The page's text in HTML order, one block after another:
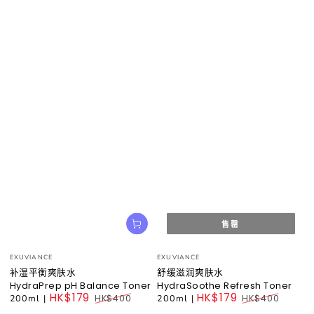
小
贩：
EXUVIANCE
补湿平衡爽肤水
HydraPrep pH Balance Toner
200ml | HK$179 HK$400
小
贩：
EXUVIANCE
舒缓滋润爽肤水
HydraSoothe Refresh Toner
200ml | HK$179 HK$400
售罄